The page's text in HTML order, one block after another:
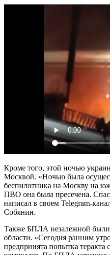
Кроме того, этой ночью
Москвой. «Ночью была
беспилотника на Москву на
ПВО она была пресечена.
написал в своем Telegram-
Собянин.
Также БПЛА незалежной
области. «Сегодня ранним
предпринята попытка теракта